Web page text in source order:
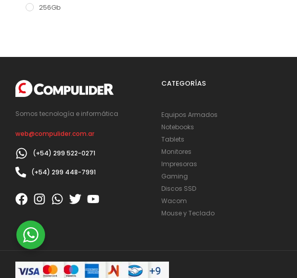
256Gb
Somos tecnología e informática
web@compulider.com.ar
(+54) 299 522-0271
(+54) 299 448-7991
CATEGORÍAS
Equipos Armados
Notebooks
Tablets
Monitores
Impresoras
Gaming
Discos SSD
Wacom
Mouse y Teclado